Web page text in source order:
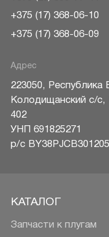
+375 (17) 368-06-10
+375 (17) 368-06-09
Адрес
223050, Республика
Колодищанский с/
402
УНП 691825271
р/c
КАТАЛОГ
Запчасти к плугам